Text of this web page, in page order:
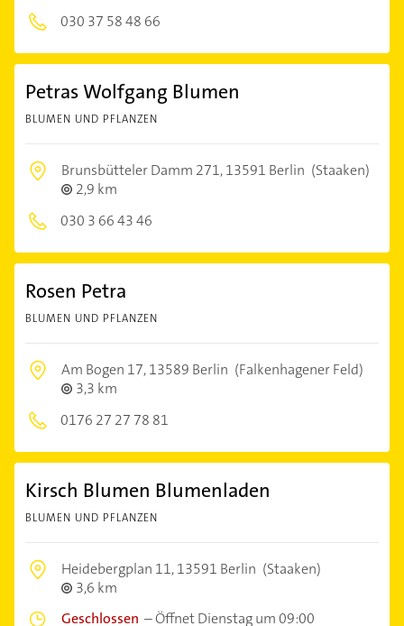
030 37 58 48 66
Petras Wolfgang Blumen
BLUMEN UND PFLANZEN
Brunsbütteler Damm 271,13591 Berlin (Staaken)
2,9 km
030 3 66 43 46
Rosen Petra
BLUMEN UND PFLANZEN
Am Bogen 17,13589 Berlin (Falkenhagener Feld)
3,3 km
0176 27 27 78 81
Kirsch Blumen Blumenladen
BLUMEN UND PFLANZEN
Heidebergplan 11,13591 Berlin (Staaken)
3,6 km
Geschlossen –Öffnet Dienstag um 09:00